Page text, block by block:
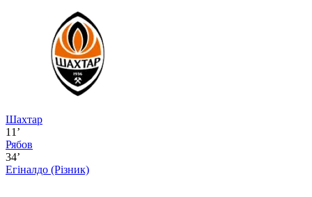
Шахтар
11’
Рябов
34’
Егіналдо (Різник)